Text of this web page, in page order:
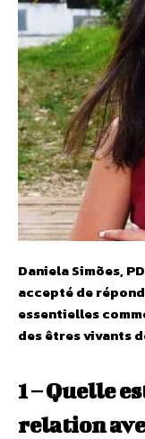
Daniela Simões,
accepté de
essentielles
des êtres vivants
1 – Quelle
relation